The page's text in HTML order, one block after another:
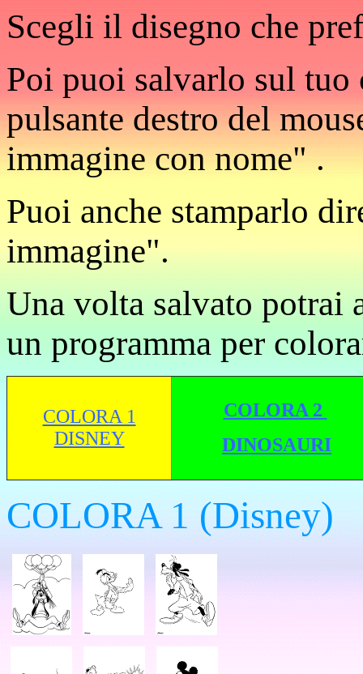
Scegli il disegno che
Poi puoi salvarlo sul
pulsante destro del
immagine con nome" .
Puoi anche stamparlo
immagine".
Una volta salvato potrai
un programma per
COLORA 1
DISNEY
COLORA 2
DINOSAURI
COLORA 1 (Disney)